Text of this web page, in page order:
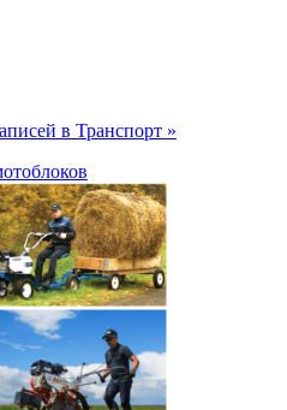
в Транспорт »